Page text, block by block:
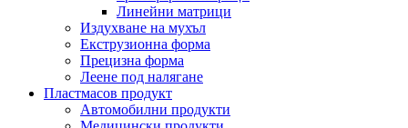
Линейни матрици
Издухване на мухъл
Екструзионна форма
Прецизна форма
Леене под налягане
Пластмасов продукт
Автомобилни продукти